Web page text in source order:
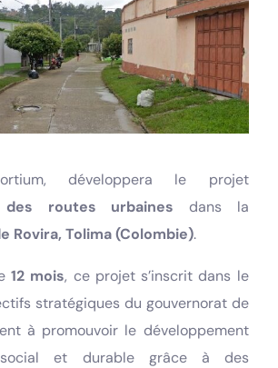
développera le projet
des routes urbaines dans la
Rovira, Tolima (Colombie).
12 mois, ce projet s’inscrit dans le
stratégiques du gouvernorat de
à promouvoir le développement
social et durable grâce à des